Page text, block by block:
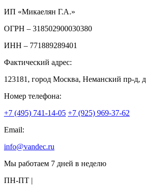
ИП «Микаелян Г.А.»
ОГРН – 318502900030380
ИНН – 771889289401
Фактический адрес:
123181, город Москва, Неманский пр-д,
Номер телефона:
+7 (495) 741-14-05 +7 (925) 969-37-62
Email:
info@vandec.ru
Мы работаем 7 дней в неделю
ПН-ПТ |